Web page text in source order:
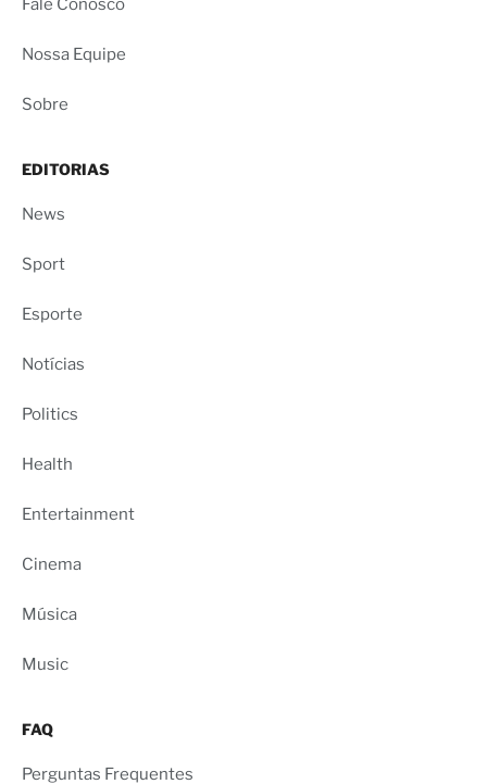
Fale Conosco
Nossa Equipe
Sobre
EDITORIAS
News
Sport
Esporte
Notícias
Politics
Health
Entertainment
Cinema
Música
Music
FAQ
Perguntas Frequentes